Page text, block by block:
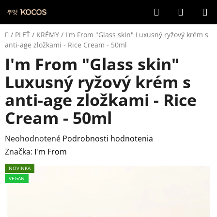
na
obsah
Hľadať
KOŠÍK
Domov
/ PLEŤ / KRÉMY / I'm From "Glass skin" Luxusný ryžový krém s
anti-age zložkami - Rice Cream - 50ml
I'm From "Glass skin"
Luxusný ryžový krém s
anti-age zložkami - Rice
Cream - 50ml
Priemerné
hodnotenie
produktu
je
Neohodnotené Podrobnosti hodnotenia
Značka: I'm From
NOVINKA
VEGAN